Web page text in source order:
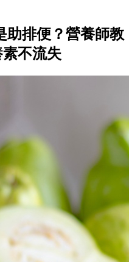
助排便？營養師教
不流失